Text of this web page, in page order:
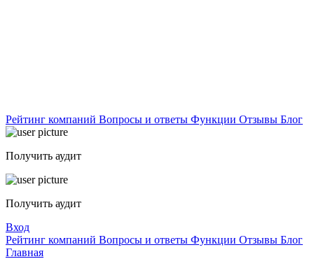
Рейтинг компаний Вопросы и ответы Функции Отзывы Блог
Получить аудит
Получить аудит
Вход
Рейтинг компаний Вопросы и ответы Функции Отзывы Блог
Главная